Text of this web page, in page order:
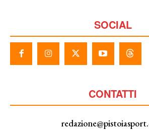
SOCIAL
CONTATTI